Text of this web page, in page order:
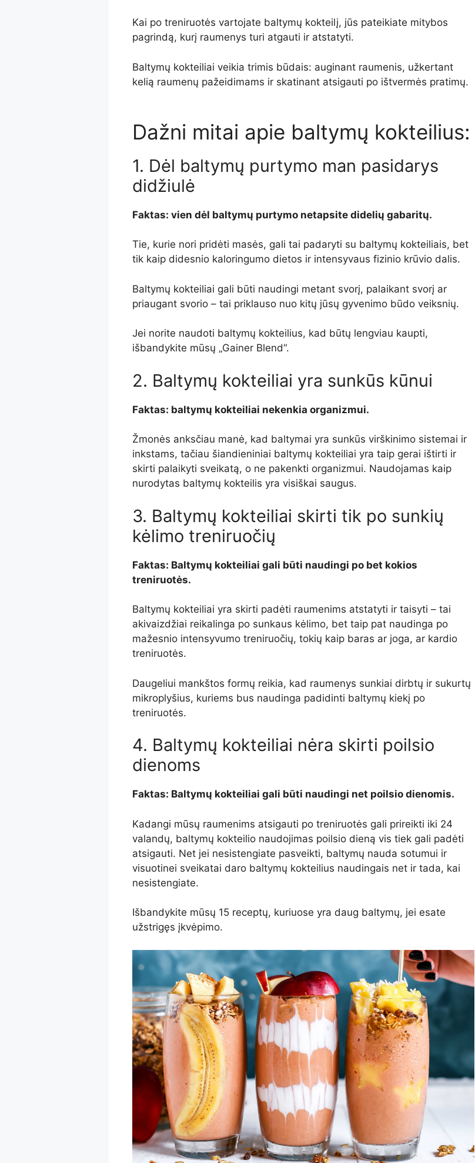
Kai po treniruotės vartojate baltymų kokteilį, jūs pateikiate mitybos
pagrindą, kurį raumenys turi atgauti ir atstatyti.
Baltymų kokteiliai veikia trimis būdais: auginant raumenis, užkertant
kelią raumenų pažeidimams ir skatinant atsigauti po ištvermės pratimų.
Dažni mitai apie baltymų kokteilius:
1. Dėl baltymų purtymo man pasidarys
didžiulė
Faktas: vien dėl baltymų purtymo netapsite didelių gabaritų.
Tie, kurie nori pridėti masės, gali tai padaryti su baltymų kokteiliais, bet
tik kaip didesnio kaloringumo dietos ir intensyvaus fizinio krūvio dalis.
Baltymų kokteiliai gali būti naudingi metant svorį, palaikant svorį ar
priaugant svorio – tai priklauso nuo kitų jūsų gyvenimo būdo veiksnių.
Jei norite naudoti baltymų kokteilius, kad būtų lengviau kaupti,
išbandykite mūsų „Gainer Blend“.
2. Baltymų kokteiliai yra sunkūs kūnui
Faktas: baltymų kokteiliai nekenkia organizmui.
Žmonės anksčiau manė, kad baltymai yra sunkūs virškinimo sistemai ir
inkstams, tačiau šiandieniniai baltymų kokteiliai yra taip gerai ištirti ir
skirti palaikyti sveikatą, o ne pakenkti organizmui. Naudojamas kaip
nurodytas baltymų kokteilis yra visiškai saugus.
3. Baltymų kokteiliai skirti tik po sunkių
kėlimo treniruočių
Faktas: Baltymų kokteiliai gali būti naudingi po bet kokios
treniruotės.
Baltymų kokteiliai yra skirti padėti raumenims atstatyti ir taisyti – tai
akivaizdžiai reikalinga po sunkaus kėlimo, bet taip pat naudinga po
mažesnio intensyvumo treniruočių, tokių kaip baras ar joga, ar kardio
treniruotės.
Daugeliui mankštos formų reikia, kad raumenys sunkiai dirbtų ir sukurtų
mikroplyšius, kuriems bus naudinga padidinti baltymų kiekį po
treniruotės.
4. Baltymų kokteiliai nėra skirti poilsio
dienoms
Faktas: Baltymų kokteiliai gali būti naudingi net poilsio dienomis.
Kadangi mūsų raumenims atsigauti po treniruotės gali prireikti iki 24
valandų, baltymų kokteilio naudojimas poilsio dieną vis tiek gali padėti
atsigauti. Net jei nesistengiate pasveikti, baltymų nauda sotumui ir
visuotinei sveikatai daro baltymų kokteilius naudingais net ir tada, kai
nesistengiate.
Išbandykite mūsų 15 receptų, kuriuose yra daug baltymų, jei esate
užstrigęs įkvėpimo.